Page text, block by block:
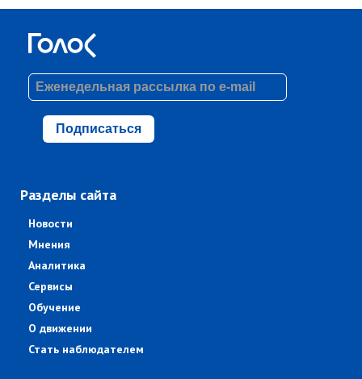
Подписаться
Разделы сайта
Новости
Мнения
Аналитика
Сервисы
Обучение
О движении
Стать наблюдателем